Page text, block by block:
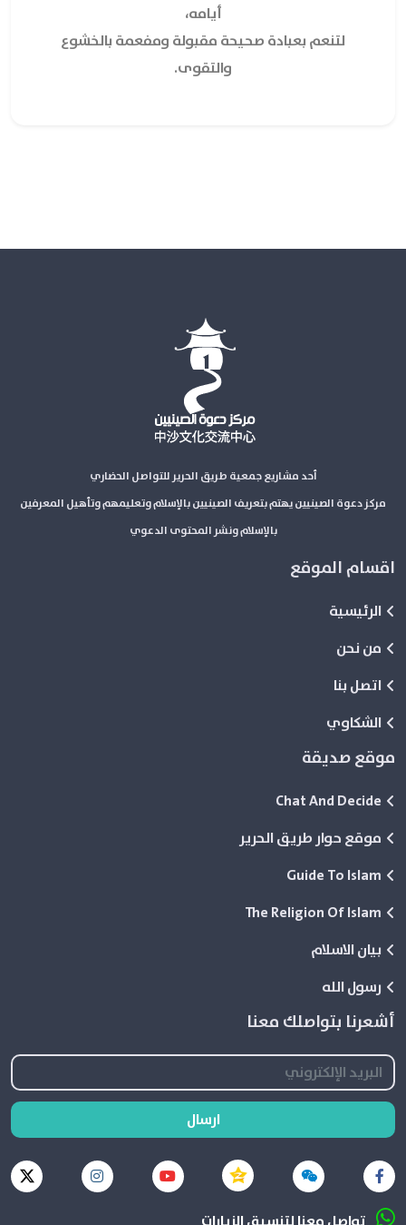
أيامه،
لتنعم بعبادة صحيحة مقبولة ومفعمة بالخشوع
والتقوى.
أحد مشاريع جمعية طريق الحرير للتواصل الحضاري
مركز دعوة الصينيين يهتم بتعريف الصينيين بالإسلام وتعليمهم وتأهيل المعرفين
بالإسلام ونشر المحتوى الدعوي
اقسام الموقع
الرئيسية
من نحن
اتصل بنا
الشكاوي
موقع صديقة
Chat And Decide
موقع حوار طريق الحرير
Guide To Islam
The Religion Of Islam
بيان الاسلام
رسول الله
أشعرنا بتواصلك معنا
ارسال